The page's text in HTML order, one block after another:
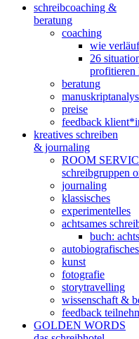
schreibcoaching &
beratung
coaching
wie
26
profitieren
beratung
preise
feedback
kreatives schreiben
& journaling
ROOM
schreibgruppen
journaling
klassisches
experimentelles
achtsames
buch:
kunst
fotografie
storytravelling
wissenschaft &
feedback
GOLDEN WORDS